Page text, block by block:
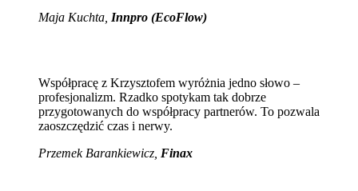
Maja Kuchta Innpro (EcoFlow)
Współpracę z Krzysztofem wyróżnia jedno słowo –
profesjonalizm. Rzadko spotykam tak dobrze
przygotowanych do współpracy partnerów. To pozwala
zaoszczędzić czas i nerwy.
Przemek Barankiewicz, Finax